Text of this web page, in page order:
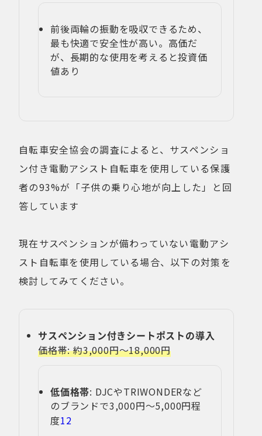
前後両輪の振動を吸収できるため、
最も快適で安全性が高い。高価だ
が、長期的な使用を考えると投資価
値あり
自転車安全協会の調査によると、サスペンショ
ン付き電動アシスト自転車を使用している保護
者の93%が「子供の乗り心地が向上した」と回
答しています
現在サスペンションが備わっていない電動アシ
スト自転車を使用している場合、以下の対策を
検討してみてください。
サスペンション付きシートポストの導入
価格帯: 約3,000円〜18,000円
低価格帯: DJCやTRIWONDERなど
のブランドで3,000円〜5,000円程
度12